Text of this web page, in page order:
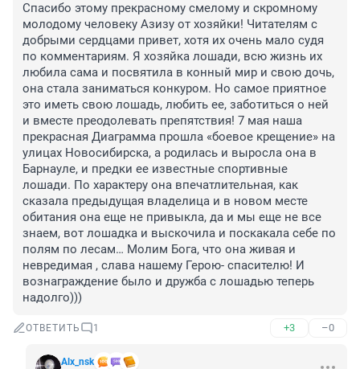
Спасибо этому прекрасному смелому и скромному
молодому человеку Азизу от хозяйки! Читателям с
добрыми сердцами привет, хотя их очень мало судя
по комментариям. Я хозяйка лошади, всю жизнь их
любила сама и посвятила в конный мир и свою дочь,
она стала заниматься конкуром. Но самое приятное
это иметь свою лошадь, любить ее, заботиться о ней
и вместе преодолевать препятствия! 7 мая наша
прекрасная Диаграмма прошла «боевое крещение» на
улицах Новосибирска, а родилась и выросла она в
Барнауле, и предки ее известные спортивные
лошади. По характеру она впечатлительная, как
сказала предыдущая владелица и в новом месте
обитания она еще не привыкла, да и мы еще не все
знаем, вот лошадка и выскочила и поскакала себе по
полям по лесам… Молим Бога, что она живая и
невредимая , слава нашему Герою- спасителю! И
вознаграждение было и дружба с лошадью теперь
надолго)))
ОТВЕТИТЬ 1 +3 –0
Alx_nsk